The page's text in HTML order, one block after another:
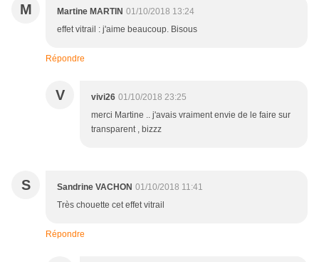
M Martine MARTIN 01/10/2018 13:24
effet vitrail : j'aime beaucoup. Bisous
Répondre
V vivi26 01/10/2018 23:25
merci Martine .. j'avais vraiment envie de le faire sur
transparent , bizzz
S Sandrine VACHON 01/10/2018 11:41
Très chouette cet effet vitrail
Répondre